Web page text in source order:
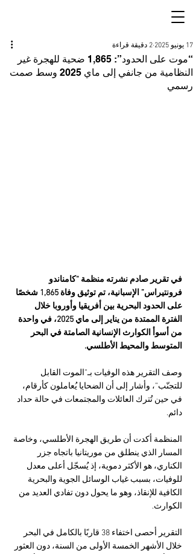
“موت على الحدود”: 1,865 ضحية للهجرة غير
النظامية من جانفي إلى ماي 2025 وسط صمت
رسمي
17 يونيو 2025 2 دقيقة قراءة
في تقرير صادم نشرته منظمة “كامناندو
فرونتيراس” الإسبانية، تم توثيق وفاة 1,865 شخصًا
على الحدود البحرية بين أفريقيا وأوروبا خلال
الفترة الممتدة من يناير إلى ماي 2025، في واحدة
من أسوأ الكوارث الإنسانية الصامتة في البحر
المتوسط والمحيط الأطلسي.
وصف التقرير هذه الوفيات بـ”الموت القابل
للتجنّب”، وأشار إلى أن الضحايا يُعاملون كأرقام،
في حين تُترك العائلات والمجتمعات في حالة حداد
دائم.
المنظمة أكدت أن طريق الهجرة الأطلسي، وخاصة
المسار الذي ينطلق من موريتانيا باتجاه جزر
الكناري، هو الأكثر دموية، إذ يُسجّل أعلى معدل
للوفيات، بسبب غياب الوسائل الجوية والبحرية
الكافية للإنقاذ، وهو ما يحول دون تفادي العديد من
الكوارث.
التقرير أحصى اختفاء 38 قاربًا بالكامل في البحر
خلال الأشهر الخمسة الأولى من السنة، دون العثور